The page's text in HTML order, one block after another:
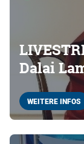
Dalai
WEITERE INFOS